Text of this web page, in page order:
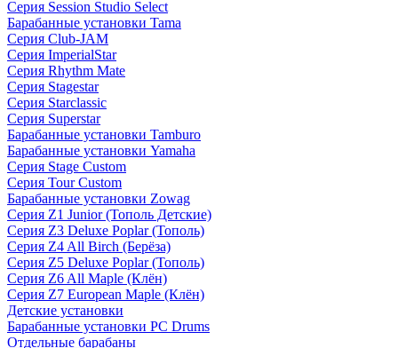
Серия Session Studio Select
Барабанные установки Tama
Серия Club-JAM
Серия ImperialStar
Серия Rhythm Mate
Серия Stagestar
Серия Starclassic
Серия Superstar
Барабанные установки Tamburo
Барабанные установки Yamaha
Серия Stage Custom
Серия Tour Custom
Барабанные установки Zowag
Серия Z1 Junior (Тополь Детские)
Серия Z3 Deluxe Poplar (Тополь)
Серия Z4 All Birch (Берёза)
Серия Z5 Deluxe Poplar (Тополь)
Серия Z6 All Maple (Клён)
Серия Z7 European Maple (Клён)
Детские установки
Барабанные установки PC Drums
Отдельные барабаны